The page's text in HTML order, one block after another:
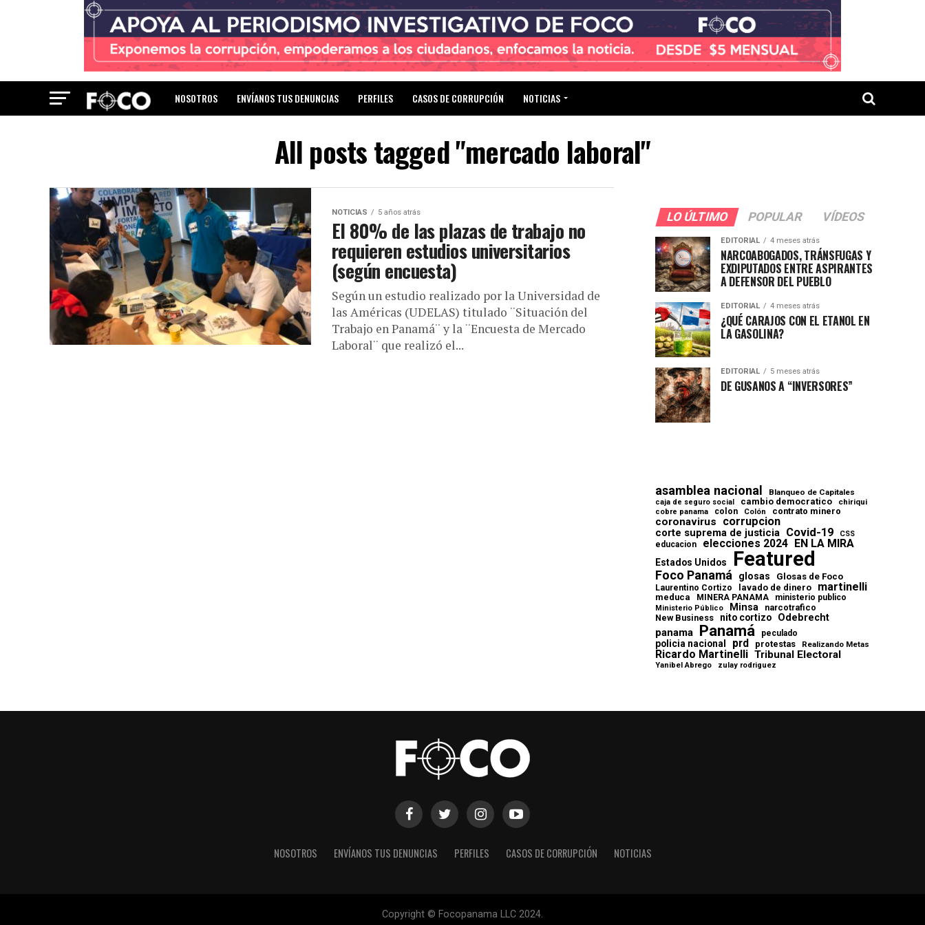
NOSOTROS ENVÍANOS TUS DENUNCIAS PERFILES CASOS DE CORRUPCIÓN NOTICIAS
All posts tagged "mercado laboral"
NOTICIAS 5 años atrás
El 80% de las plazas de trabajo no
requieren estudios universitarios
(según encuesta)
Según un estudio realizado por la Universidad de
las Américas (UDELAS) titulado ¨Situación del
Trabajo en Panamá¨ y la ¨Encuesta de Mercado
Laboral¨ que realizó el...
LO ÚLTIMO POPULAR VÍDEOS
EDITORIAL 4 meses atrás
NARCOABOGADOS, TRÁNSFUGAS Y
EXDIPUTADOS ENTRE ASPIRANTES
A DEFENSOR DEL PUEBLO
EDITORIAL 4 meses atrás
¿QUÉ CARAJOS CON EL ETANOL EN
LA GASOLINA?
EDITORIAL 5 meses atrás
DE GUSANOS A “INVERSORES”
asamblea nacional Blanqueo de Capitales
caja de seguro social cambio democratico chiriqui
cobre panama colon Colón contrato minero
coronavirus corrupcion
corte suprema de justicia Covid-19 CSS
educacion elecciones 2024 EN LA MIRA
Estados Unidos Featured
Foco Panamá glosas Glosas de Foco
Laurentino Cortizo lavado de dinero martinelli
meduca MINERA PANAMA ministerio publico
Ministerio Público Minsa
narcotrafico
New Business
nito cortizo
Odebrecht
panama Panamá peculado
policia nacional prd protestas Realizando Metas
Ricardo Martinelli Tribunal Electoral
Yanibel Abrego zulay rodriguez
NOSOTROS ENVÍANOS TUS DENUNCIAS PERFILES CASOS DE CORRUPCIÓN NOTICIAS
Copyright © Focopanama LLC 2024.